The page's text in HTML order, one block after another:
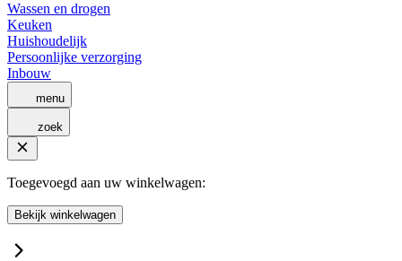
Wassen en drogen
Keuken
Huishoudelijk
Persoonlijke verzorging
Inbouw
menu
zoek
Toegevoegd aan uw winkelwagen:
Bekijk winkelwagen